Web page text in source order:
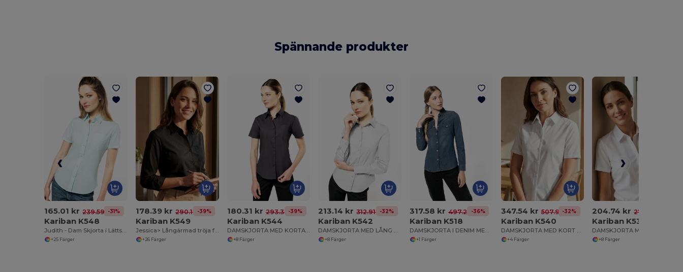
Spännande produkter
165.01 kr 239.59 kr-31%
Kariban K548
Judith - Dam Skjorta i Lättskött Polycotton Poplin
+25 Färger
178.39 kr 290.17 kr
-39%
Kariban K549
Jessica> Långärmad tröja för kvinnor
+26 Färger
180.31 kr 293.36 kr
-39%
Kariban K544
DAMSKJORTA MED KORTA ÄRMAR I LÄTT SKÖTT BOMULLSPOPLIN
+8 Färger
213.14 kr 312.91 kr-32%
Kariban K542
DAMSKJORTA MED LÅNG ÄRM I EASY CARE BOMULLSPOPLIN
+8 Färger
317.58 kr 497.25 kr-36%
Kariban K518
DAMSKJORTA I DENIM MED LÅNG ÄRM
+1 Färger
347.54 kr 507.98 kr
-32%
Kariban K540
DAMSKJORTA MED KORT ÄRM SUPREME NON IRON
+4 Färger
204.74 kr 278.38 kr
Kariban K536
+8 Färger